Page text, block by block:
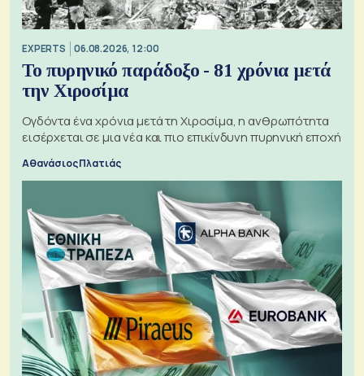
EXPERTS 06.08.2026, 12:00
Το πυρηνικό παράδοξο - 81 χρόνια μετά
την Χιροσίμα
Ογδόντα ένα χρόνια μετά τη Χιροσίμα, η ανθρωπότητα
εισέρχεται σε μια νέα και πιο επικίνδυνη πυρηνική εποχή
Αθανάσιος Πλατιάς